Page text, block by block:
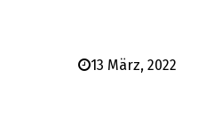
13 März, 2022